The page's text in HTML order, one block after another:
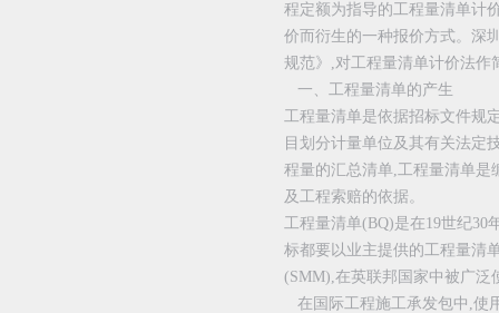
程定额为指导的工程量清单计
价而衍生的一种报价方式。深
规范》,对工程量清单计价法作
一、工程量清单的产生
工程量清单是依据招标文件规
目划分计量单位及其有关法定
程量的汇总清单,工程量清单是
及工程索赔的依据。
工程量清单(BQ)是在19世纪30
标都要以业主提供的工程量清
(SMM),在英联邦国家中被广泛
在国际工程施工承发包中,使